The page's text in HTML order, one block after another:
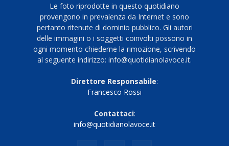
Le foto riprodotte in questo quotidiano
provengono in prevalenza da Internet e sono
pertanto ritenute di dominio pubblico. Gli autori
delle immagini o i soggetti coinvolti possono in
ogni momento chiederne la rimozione, scrivendo
al seguente indirizzo: info@quotidianolavoce.it.
Direttore Responsabile:
Francesco Rossi
Contattaci:
info@quotidianolavoce.it